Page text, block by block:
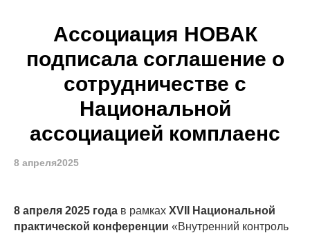
Ассоциация НОВАК
подписала соглашение о
сотрудничестве с
Национальной
ассоциацией комплаенс
8 апреля2025
8 апреля 2025 года в рамках XVII Национальной
практической конференции «Внутренний контроль